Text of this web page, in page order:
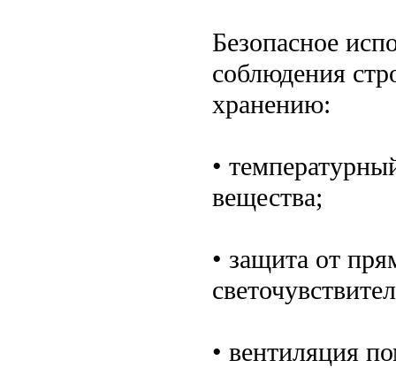
Безопасное
соблюдения
хранению:
•
вещества;
• защита от
• вентиляция